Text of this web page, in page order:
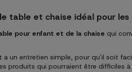
table et chaise idéal pour
pour enfant et de la chaise qui
a un entretien simple, pour qu'il soit
produits qui pourraient être difficiles